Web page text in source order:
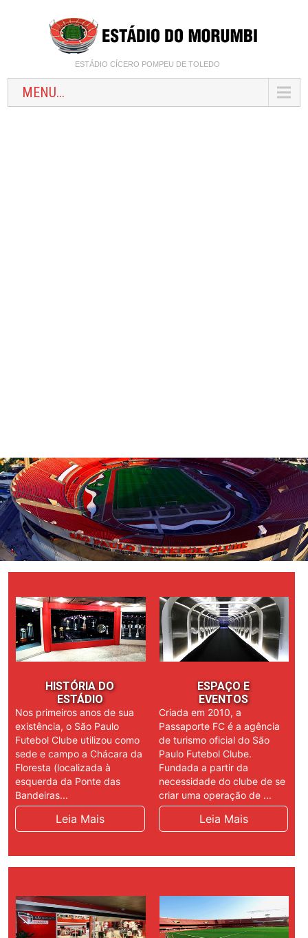
ESTÁDIO CÍCERO POMPEU DE TOLEDO
MENU...
HISTÓRIA DO
ESTÁDIO
Nos primeiros anos de sua
existência, o São Paulo
Futebol Clube utilizou como
sede e campo a Chácara da
Floresta (localizada à
esquerda da Ponte das
Bandeiras...
Leia Mais
ESPAÇO E
EVENTOS
Criada em 2010, a
Passaporte FC é a agência
de turismo oficial do São
Paulo Futebol Clube.
Fundada a partir da
necessidade do clube de se
criar uma operação de ...
Leia Mais